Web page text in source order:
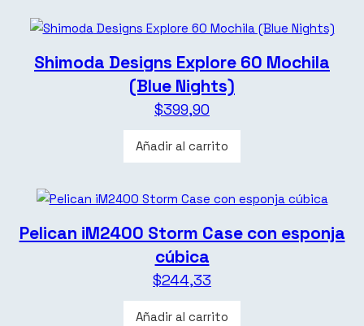
Shimoda Designs Explore 60 Mochila
(Blue Nights)
$399,90
Añadir al carrito
Pelican iM2400 Storm Case con esponja
cúbica
$244,33
Añadir al carrito